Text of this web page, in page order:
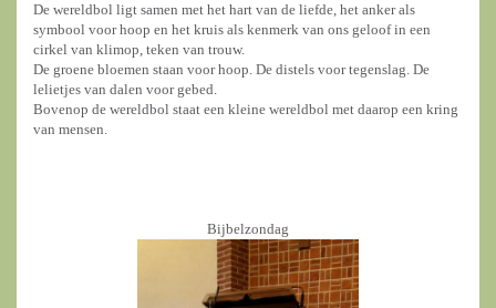
De wereldbol ligt samen met het hart van de liefde, het anker als
symbool voor hoop en het kruis als kenmerk van ons geloof in een
cirkel van klimop, teken van trouw.
De groene bloemen staan voor hoop. De distels voor tegenslag. De
lelietjes van dalen voor gebed.
Bovenop de wereldbol staat een kleine wereldbol met daarop een kring
van mensen.
Bijbelzondag